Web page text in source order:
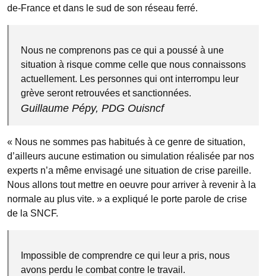
de-France et dans le sud de son réseau ferré.
Nous ne comprenons pas ce qui a poussé à une
situation à risque comme celle que nous connaissons
actuellement. Les personnes qui ont interrompu leur
grève seront retrouvées et sanctionnées.
Guillaume Pépy, PDG Ouisncf
« Nous ne sommes pas habitués à ce genre de situation,
d’ailleurs aucune estimation ou simulation réalisée par nos
experts n’a même envisagé une situation de crise pareille.
Nous allons tout mettre en oeuvre pour arriver à revenir à la
normale au plus vite. » a expliqué le porte parole de crise
de la SNCF.
Impossible de comprendre ce qui leur a pris, nous
avons perdu le combat contre le travail.